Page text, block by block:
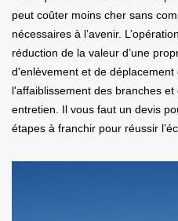
peut coûter moins cher sans
nécessaires à l’avenir.
réduction de la valeur d’une
d'enlèvement et de
l'affaiblissement des branches
entretien. Il vous faut un devis
étapes à franchir pour réussir